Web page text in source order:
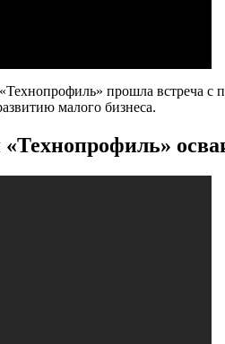
прошла встреча
малого бизнеса.